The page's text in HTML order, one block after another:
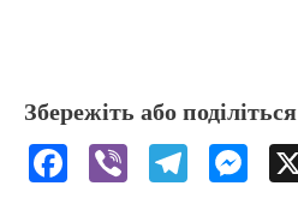
Збережіть або поділіться
F
Vi
T
M